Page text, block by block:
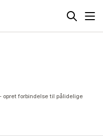
opret forbindelse til pålidelige